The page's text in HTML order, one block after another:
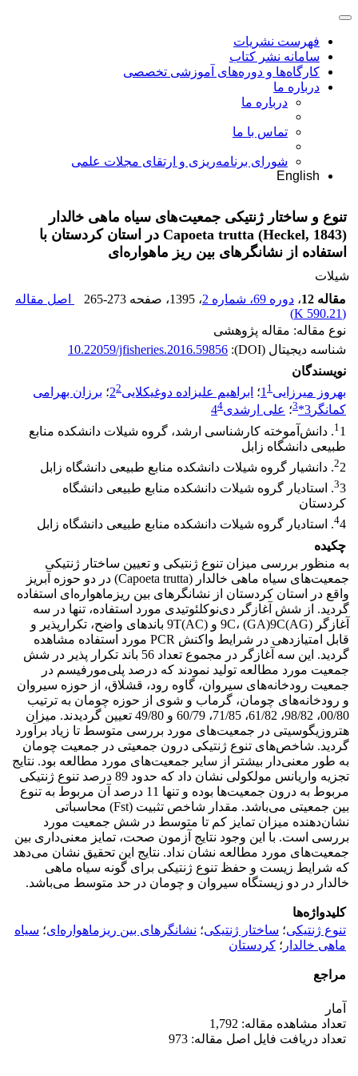
فهرست نشریات
سامانه نشر کتاب
کارگاه‌ها و دوره‌های آموزشی تخصصی
درباره ما
درباره ما
تماس با ما
شورای برنامه‌ریزی و ارتقای مجلات علمی
English
تنوع و ساختار ژنتیکی جمعیت‌های سیاه ماهی خالدار
Capoeta trutta (Heckel, 1843) در استان کردستان با
استفاده از نشانگرهای بین ریز ماهواره‌ای
شیلات
مقاله 12
، دوره 69، شماره 2 ، 1395 ، صفحه 265-273
اصل مقاله
(
590.21 K
)
نوع مقاله: مقاله پژوهشی
شناسه دیجیتال (DOI):
10.22059/jfisheries.2016.59856
نویسندگان
بهروز میرزایی11 ؛ ابراهیم علیزاده دوغیکلایی22 ؛ برزان بهرامی
کمانگر3*
3؛ علی ارشدی44
11. دانش‌آموخته کارشناسی ارشد، گروه شیلات دانشکده منابع
طبیعی دانشگاه زابل
22. دانشیار گروه شیلات دانشکده منابع طبیعی دانشگاه زابل
33. استادیار گروه شیلات دانشکده منابع طبیعی دانشگاه
کردستان
44. استادیار گروه شیلات دانشکده منابع طبیعی دانشگاه زابل
چکیده
به منظور بررسی میزان تنوع ژنتیکی و تعیین ساختار ژنتیکی
جمعیت‌های سیاه ماهی خالدار (Capoeta trutta) در دو حوزه آبریز
واقع در استان کردستان از نشانگرهای بین ریزماهواره‌ای استفاده
گردید. از شش آغازگر دی‌نوکلئوتیدی مورد استفاده، تنها در سه
آغازگر (AG)9C، (GA)9C و (AC)9T باندهای واضح، تکرارپذیر و
قابل امتیازدهی در شرایط واکنش PCR مورد استفاده مشاهده
گردید. این سه آغازگر در مجموع تعداد 56 باند تکرار پذیر در شش
جمعیت مورد مطالعه تولید نمودند که درصد پلی‌مورفیسم در
جمعیت رودخانه‌های سیروان، گاوه رود، قشلاق، از حوزه سیروان
و رودخانه‌های چومان، گرماب و شوی از حوزه چومان به ترتیب
00/80، 98/82، 61/82، 71/85، 60/79 و 49/80 تعیین گردیدند. میزان
هتروزیگوسیتی در جمعیت‌های مورد بررسی متوسط تا زیاد برآورد
گردید. شاخص‌های تنوع ژنتیکی درون جمعیتی در جمعیت چومان
به طور معنی‌دار بیشتر از سایر جمعیت‌های مورد مطالعه بود. نتایج
تجزیه واریانس مولکولی نشان داد که حدود 89 درصد تنوع ژنتیکی
مربوط به درون جمعیت‌ها بوده و تنها 11 درصد آن مربوط به تنوع
بین جمعیتی می‌باشد. مقدار شاخص تثبیت (Fst) محاسباتی
نشان‌دهنده میزان تمایز کم تا متوسط در شش جمعیت مورد
بررسی است. با این وجود نتایج آزمون صحت، تمایز معنی‌داری بین
جمعیت‌های مورد مطالعه نشان نداد. نتایج این تحقیق نشان می‌دهد
که شرایط زیست و حفظ تنوع ژنتیکی برای گونه سیاه ماهی
خالدار در دو زیستگاه‌ سیروان و چومان در حد متوسط می‌باشد.
کلیدواژه‌ها
تنوع ژنتیکی؛ ساختار ژنتیکی؛ نشانگرهای بین ریزماهواره‌ای؛ سیاه
ماهی خالدار ؛ کردستان
مراجع
آمار
تعداد مشاهده مقاله: 1,792
تعداد دریافت فایل اصل مقاله: 973